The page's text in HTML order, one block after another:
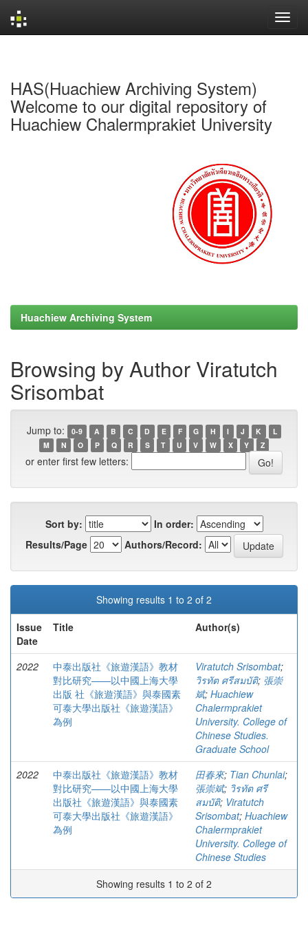
HAS(Huachiew Archiving System)
Welcome to our digital repository of
Huachiew Chalermprakiet University
Huachiew Archiving System
Browsing by Author Viratutch
Srisombat
Jump to: 0-9 A B C D E F G H I J K
L
M
N O P Q R S T U V W X Y Z
or enter first few letters:
Sort by:
In order:
Results/Page
Authors/Record:
Showing results 1 to 2 of 2
Issue
Date
Title Author(s)
2022
中泰出版社《旅遊漢語》教材
對比研究——以中國上海大學
出版 社《旅遊漢語》與泰國素
可泰大學出版社《旅遊漢語》
為例
Viratutch Srisombat;
วิรทัต ศรีสมบัติ; 張崇
斌; Huachiew
Chalermprakiet
University. College of
Chinese Studies.
Graduate School
2022
中泰出版社《旅遊漢語》教材
對比研究——以中國上海大學
出版社《旅遊漢語》與泰國素
可泰大學出版社《旅遊漢語》
為例
田春來; Tian Chunlai;
張崇斌; วิรทัต ศรี
สมบัติ; Viratutch
Srisombat; Huachiew
Chalermprakiet
University. College of
Chinese Studies
Showing results 1 to 2 of 2